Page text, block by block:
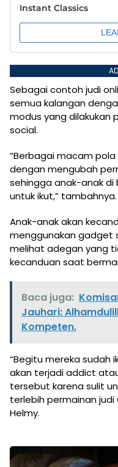
Sebagai contoh judi
semua kalangan
modus yang
social.
“Berbagai macam
dengan mengubah
sehingga anak-anak
untuk ikut,” tambahnya.
Anak-anak akan
menggunakan gadget
melihat adegan yang
kecanduan saat
Baca juga:
Jauhari:
Kompeten.
“Begitu mereka sudah
akan terjadi addict
tersebut karena sulit
terlebih permainan judi
Helmy.